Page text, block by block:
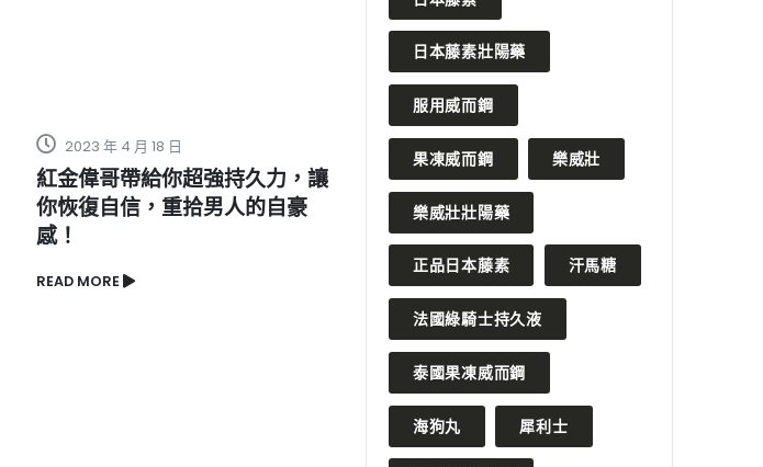
2023 年 4 月 20 日
海狗丸有哪些功效？揭秘其三大
優點
2024 年 6 月 15 日
汗馬糖是什麼？有什麼作用？
READ MORE
日本藤素壯陽藥
服用威而鋼
果凍威而鋼 樂威壯
樂威壯壯陽藥
正品日本藤素 汗馬糖
法國綠騎士持久液
泰國果凍威而鋼
海狗丸 犀利士